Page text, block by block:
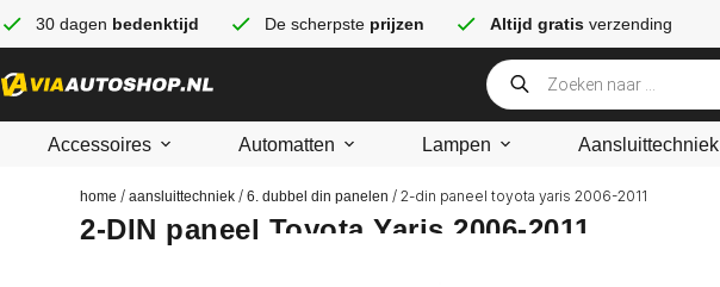
30 dagen bedenktijd De scherpste prijzen Altijd gratis verzending
Accessoires Automatten Lampen Aansluittechniek
home /aansluittechniek /6. dubbel din panelen / 2-din paneel toyota yaris 2006-2011
2-DIN paneel Toyota Yaris 2006-2011